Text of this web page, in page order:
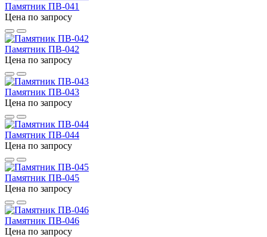
Памятник ПВ-041
Цена по запросу
Памятник ПВ-042
Цена по запросу
Памятник ПВ-043
Цена по запросу
Памятник ПВ-044
Цена по запросу
Памятник ПВ-045
Цена по запросу
Памятник ПВ-046
Цена по запросу